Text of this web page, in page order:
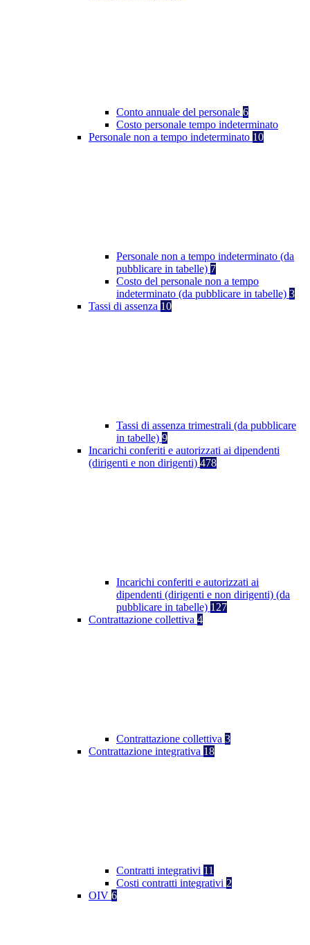
Conto annuale del personale 6
Costo personale tempo indeterminato
Personale non a tempo indeterminato 10
Personale non a tempo indeterminato (da
pubblicare in tabelle) 7
Costo del personale non a tempo
indeterminato (da pubblicare in tabelle) 3
Tassi di assenza 10
Tassi di assenza trimestrali (da pubblicare
in tabelle) 9
Incarichi conferiti e autorizzati ai dipendenti
(dirigenti e non dirigenti) 478
Incarichi conferiti e autorizzati ai
dipendenti (dirigenti e non dirigenti) (da
pubblicare in tabelle) 127
Contrattazione collettiva 4
Contrattazione collettiva 3
Contrattazione integrativa 18
Contratti integrativi 11
Costi contratti integrativi 2
OIV 6